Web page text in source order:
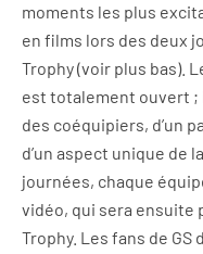
moments les plus
en films lors des deux
Trophy (voir plus bas).
est totalement ouvert ;
des coéquipiers, d’un
d’un aspect unique de
journées, chaque
vidéo, qui sera ensuite
Trophy. Les fans de